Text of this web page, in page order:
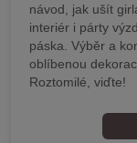
návod, jak ušít
interiér i párty
páska. Výběr a
oblíbenou
Roztomilé, viďte!